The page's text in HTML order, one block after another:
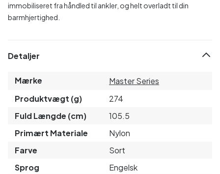
immobiliseret fra håndled til ankler, og helt overladt til din
barmhjertighed.
Detaljer
Mærke
Master Series
Produktvægt (g)
274
Fuld Længde (cm)
105.5
Primært Materiale
Nylon
Farve
Sort
Sprog
Engelsk